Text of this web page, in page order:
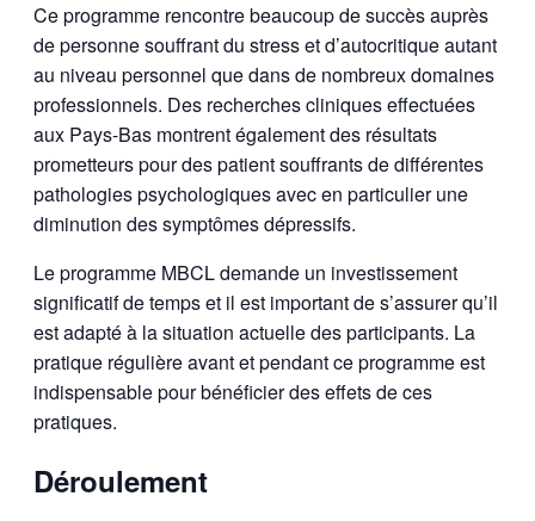
Ce programme rencontre beaucoup de succès auprès
de personne souffrant du stress et d’autocritique autant
au niveau personnel que dans de nombreux domaines
professionnels. Des recherches cliniques effectuées
aux Pays-Bas montrent également des résultats
prometteurs pour des patient souffrants de différentes
pathologies psychologiques avec en particulier une
diminution des symptômes dépressifs.
Le programme MBCL demande un investissement
significatif de temps et il est important de s’assurer qu’il
est adapté à la situation actuelle des participants. La
pratique régulière avant et pendant ce programme est
indispensable pour bénéficier des effets de ces
pratiques.
Déroulement